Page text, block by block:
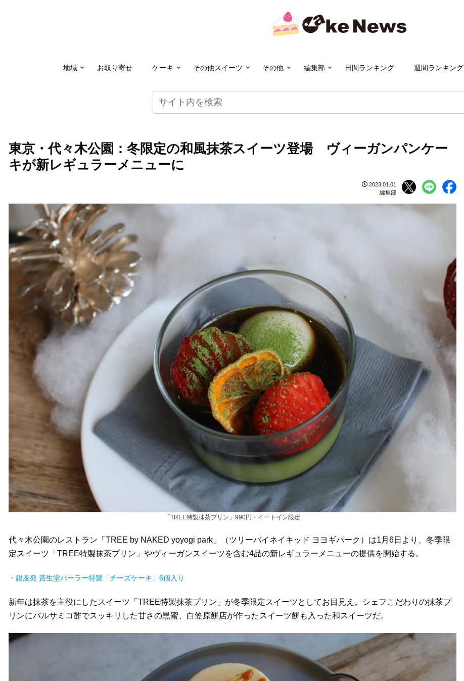
地域 お取り寄せ ケーキ その他スイーツ その他 編集部 日間ランキング 週間ランキング
東京・代々木公園：冬限定の和風抹茶スイーツ登場 ヴィーガンパンケー
キが新レギュラーメニューに
2023.01.01
編集部
「TREE特製抹茶プリン」990円・イートイン限定
代々木公園のレストラン「TREE by NAKED yoyogi park」（ツリーバイネイキッド ヨヨギパーク）は1月6日より、冬季限
定スイーツ「TREE特製抹茶プリン」やヴィーガンスイーツを含む4品の新レギュラーメニューの提供を開始する。
・銀座発 資生堂パーラー特製「チーズケーキ」6個入り
新年は抹茶を主役にしたスイーツ「TREE特製抹茶プリン」が冬季限定スイーツとしてお目見え。シェフこだわりの抹茶プ
リンにバルサミコ酢でスッキリした甘さの黒蜜、白笠原餅店が作ったスイーツ餅も入った和スイーツだ。